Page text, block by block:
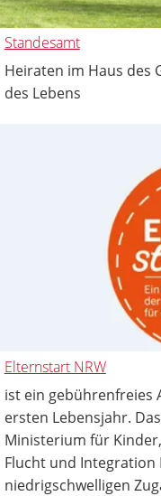
Standesamt
Heiraten im Haus des
des Lebens
Elternstart NRW
ist ein gebührenfreies
ersten Lebensjahr.
Ministerium für
Flucht und Integration
niedrigschwelligen